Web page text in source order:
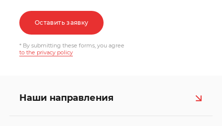
Оставить заявку
* By submitting these forms, you agree
to the privacy policy
Наши направления